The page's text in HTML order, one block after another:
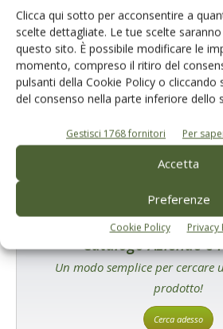
Clicca qui sotto per acconsentire a
scelte dettagliate. Le tue scelte
questo sito. È possibile modificare le
momento, compreso il ritiro del
pulsanti della Cookie Policy o cliccando
del consenso nella parte inferiore dello
Gestisci 1768 fornitori Per
Accetta
Preferenze
Cookie Policy Privacy
DiDulcinea Bignami 25 Novembre 2016
E-magazine
Tecniche, prodotti e servizi dalle
Catalogo Aziende e
Un modo semplice per cercare
prodotto!
Cerca adesso